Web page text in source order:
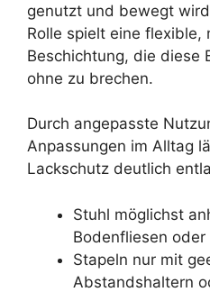
genutzt und bewegt
Rolle spielt eine flexible,
Beschichtung, die diese
ohne zu brechen.
Durch angepasste
Anpassungen im Alltag
Lackschutz deutlich
Stuhl möglichst
Bodenfliesen
Stapeln nur mit
Abstandshaltern